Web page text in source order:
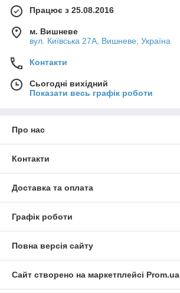
Працює з 25.08.2016
м. Вишневе
вул. Київська 27А, Вишневе, Україна
Контакти
Сьогодні вихідний
Показати весь графік роботи
Про нас
Контакти
Доставка та оплата
Графік роботи
Повна версія сайту
Сайт створено на маркетплейсі Prom.ua